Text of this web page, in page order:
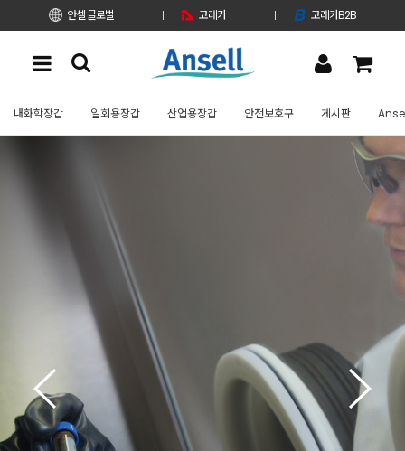
안셀 글로벌 코레카 코레카B2B
내화학장갑 일회용장갑 산업용장갑 안전보호구 게시판